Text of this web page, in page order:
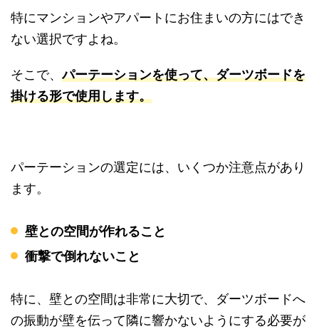
特にマンションやアパートにお住まいの方にはでき
ない選択ですよね。
そこで、パーテーションを使って、ダーツボードを
掛ける形で使用します。
パーテーションの選定には、いくつか注意点があり
ます。
壁との空間が作れること
衝撃で倒れないこと
特に、壁との空間は非常に大切で、ダーツボードへ
の振動が壁を伝って隣に響かないようにする必要が